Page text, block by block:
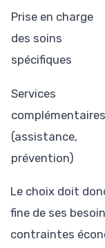
Prise en charge
des soins
spécifiques
Services
complémentaires
(assistance,
prévention)
Le choix doit
fine de ses
contraintes